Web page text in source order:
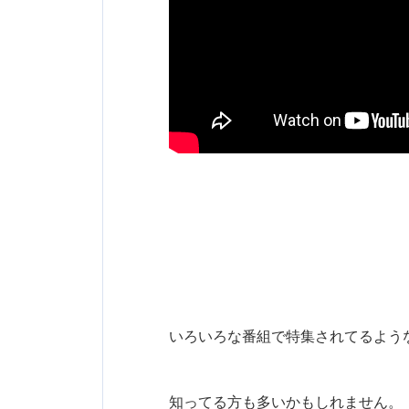
いろいろな番組で特集されてるよう
知ってる方も多いかもしれません。